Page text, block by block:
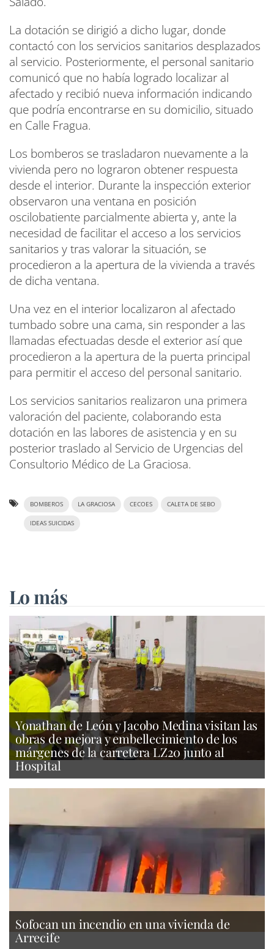
La dotación se dirigió a dicho lugar, donde
contactó con los servicios sanitarios desplazados
al servicio. Posteriormente, el personal sanitario
comunicó que no había logrado localizar al
afectado y recibió nueva información indicando
que podría encontrarse en su domicilio, situado
en Calle Fragua.
Los bomberos se trasladaron nuevamente a la
vivienda pero no lograron obtener respuesta
desde el interior. Durante la inspección exterior
observaron una ventana en posición
oscilobatiente parcialmente abierta y, ante la
necesidad de facilitar el acceso a los servicios
sanitarios y tras valorar la situación, se
procedieron a la apertura de la vivienda a través
de dicha ventana.
Una vez en el interior localizaron al afectado
tumbado sobre una cama, sin responder a las
llamadas efectuadas desde el exterior así que
procedieron a la apertura de la puerta principal
para permitir el acceso del personal sanitario.
Los servicios sanitarios realizaron una primera
valoración del paciente, colaborando esta
dotación en las labores de asistencia y en su
posterior traslado al Servicio de Urgencias del
Consultorio Médico de La Graciosa.
BOMBEROS LA GRACIOSA CECOES CALETA DE SEBO
IDEAS SUICIDAS
Lo más
Yonathan de León y Jacobo Medina visitan las
obras de mejora y embellecimiento de los
márgenes de la carretera LZ20 junto al
Hospital
Sofocan un incendio en una vivienda de
Arrecife